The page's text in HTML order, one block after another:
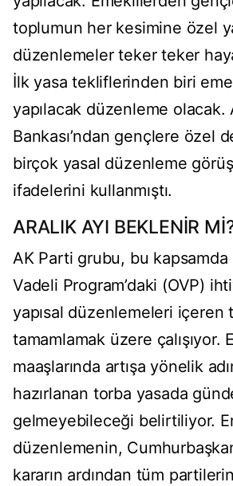
toplumun her kesimine özel
düzenlemeler teker teker
İlk yasa tekliflerinden biri
yapılacak düzenleme olacak.
Bankası’ndan gençlere özel
birçok yasal düzenleme
ifadelerini kullanmıştı.
ARALIK AYI BEKLENİR
AK Parti grubu, bu
Vadeli Program’daki (OVP)
yapısal düzenlemeleri içeren
tamamlamak üzere çalışıyor.
maaşlarında artışa yönelik
hazırlanan torba yasada
gelmeyebileceği belirtiliyor.
düzenlemenin,
kararın ardından tüm